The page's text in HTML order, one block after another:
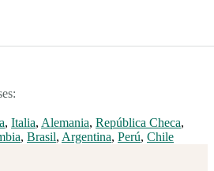
, Italia, Alemania, República Checa,
, Brasil, Argentina, Perú, Chile